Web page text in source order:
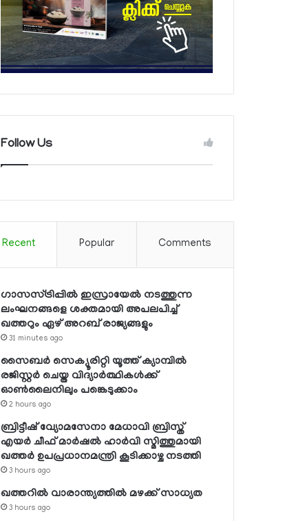
Follow Us
Recent Popular Comments
ഗാസസ്ട്രിപ്പില്‍ ഇസ്രായേല്‍ നടത്തുന്ന
ലംഘനങ്ങളെ ശക്തമായി അപലപിച്ച്
ഖത്തറും ഏഴ് അറബ് രാജ്യങ്ങളും
31 minutes ago
സൈബര്‍ സെക്യൂരിറ്റി യൂത്ത് ക്യാമ്പില്‍
രജിസ്റ്റര്‍ ചെയ്ത വിദ്യാര്‍ത്ഥികള്‍ക്ക്
ഓണ്‍ലൈനിലും പങ്കെടുക്കാം
2 hours ago
ബ്രിട്ടീഷ് വ്യോമസേനാ മേധാവി ബ്രിസ്ത്
എയര്‍ ചീഫ് മാര്‍ഷല്‍ ഹാര്‍വി സ്മിത്തുമായി
ഖത്തര്‍ ഉപപ്രധാനമന്ത്രി കൂടിക്കാഴ്ച നടത്തി
3 hours ago
ഖത്തറില്‍ വാരാന്ത്യത്തില്‍ മഴക്ക് സാധ്യത
3 hours ago